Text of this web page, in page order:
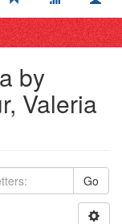
by
Valeria
Go